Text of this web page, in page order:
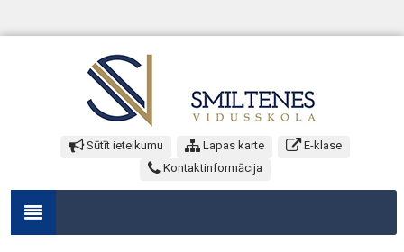
Sūtīt ieteikumu Lapas karte
E-klase
Kontaktinformācija